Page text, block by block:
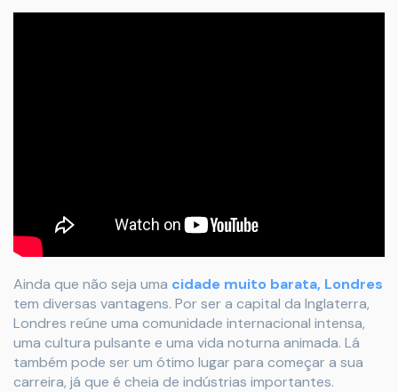
Ainda que não seja uma cidade muito barata, Londres
tem diversas vantagens. Por ser a capital da Inglaterra,
Londres reúne uma comunidade internacional intensa,
uma cultura pulsante e uma vida noturna animada. Lá
também pode ser um ótimo lugar para começar a sua
carreira, já que é cheia de indústrias importantes.